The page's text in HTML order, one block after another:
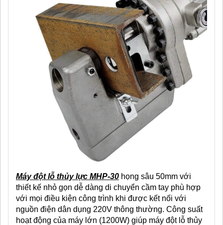
Máy đột lỗ thủy lực MHP-30 họng sâu 50mm với
thiết kế nhỏ gọn dễ dàng di chuyển cầm tay phù hợp
với mọi điều kiện công trình khi được kết nối với
nguồn điện dân dụng 220V thông thường. Công suất
hoạt động của máy lớn (1200W) giúp máy đột lỗ thủy